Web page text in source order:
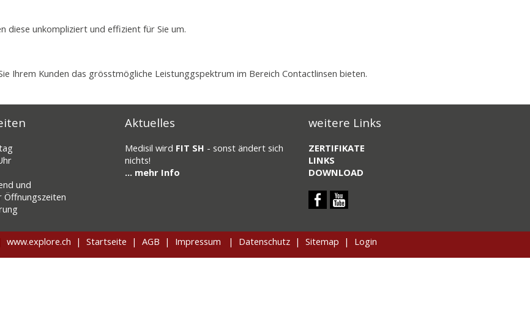
diese unkompliziert und effizient für Sie um.
Ihrem Kunden das grösstmögliche Leistunggspektrum im Bereich Contactlinsen bieten.
und
Öffnungszeiten
Aktuelles
Medisil wird FIT SH - sonst ändert sich
nichts!
... mehr Info
weitere Links
ZERTIFIKATE
LINKS
DOWNLOAD
www.explore.ch | Startseite | AGB | Impressum | Datenschutz| Sitemap | Login